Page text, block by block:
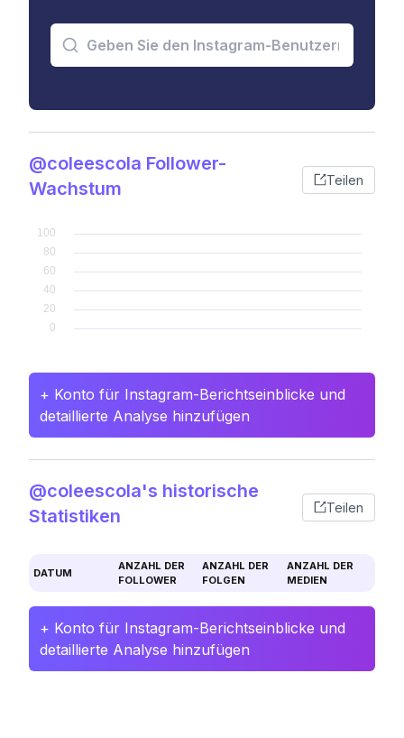
@coleescola Follower-
Wachstum
Teilen
+ Konto für Instagram-Berichtseinblicke und
detaillierte Analyse hinzufügen
@coleescola's historische
Statistiken
Teilen
DATUM
ANZAHL DER
FOLLOWER
ANZAHL DER
FOLGEN
ANZAHL DER
MEDIEN
+ Konto für Instagram-Berichtseinblicke und
detaillierte Analyse hinzufügen